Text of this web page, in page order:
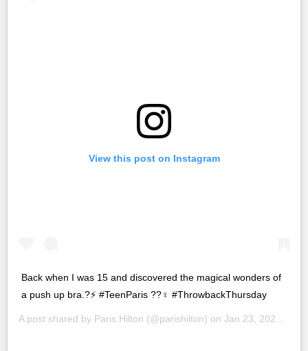
View this post on Instagram
Back when I was 15 and discovered the magical wonders of
a push up bra.?⚡️ #TeenParis ??‍♀️ #ThrowbackThursday
A post shared by Paris Hilton (@parishilton) on Jan 23, 2020 at 10:39pm PST